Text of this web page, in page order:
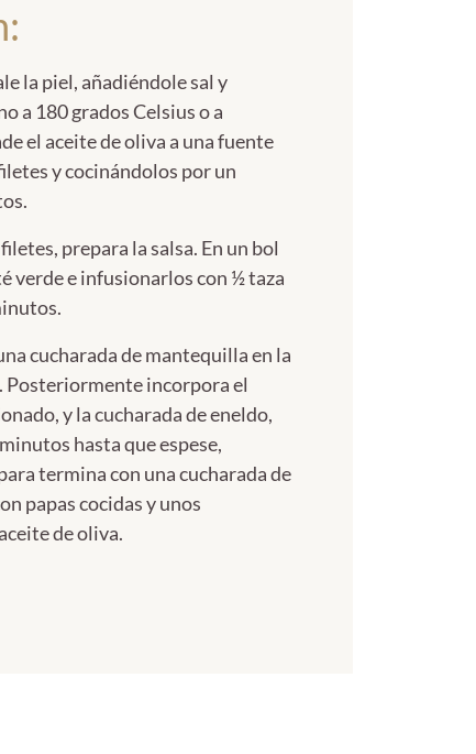
la piel, añadiéndole sal y
a 180 grados Celsius o a
el aceite de oliva a una fuente
y cocinándolos por un
prepara la salsa. En un bol
verde e infusionarlos con ½ taza
cucharada de mantequilla en la
Posteriormente incorpora el
y la cucharada de eneldo,
hasta que espese,
termina con una cucharada de
papas cocidas y unos
de oliva.